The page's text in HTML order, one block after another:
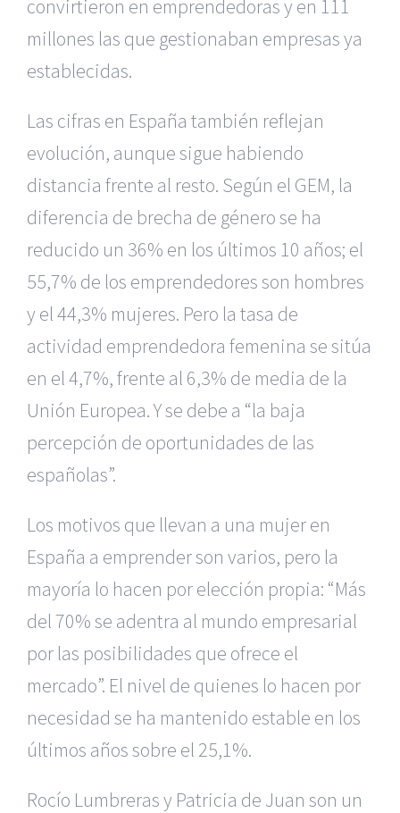
convirtieron en emprendedoras y en 111
millones las que gestionaban empresas ya
establecidas.
Las cifras en España también reflejan
evolución, aunque sigue habiendo
distancia frente al resto. Según el GEM, la
diferencia de brecha de género se ha
reducido un 36% en los últimos 10 años; el
55,7% de los emprendedores son hombres
y el 44,3% mujeres. Pero la tasa de
actividad emprendedora femenina se sitúa
en el 4,7%, frente al 6,3% de media de la
Unión Europea. Y se debe a “la baja
percepción de oportunidades de las
españolas”.
Los motivos que llevan a una mujer en
España a emprender son varios, pero la
mayoría lo hacen por elección propia: “Más
del 70% se adentra al mundo empresarial
por las posibilidades que ofrece el
mercado”. El nivel de quienes lo hacen por
necesidad se ha mantenido estable en los
últimos años sobre el 25,1%.
Rocío Lumbreras y Patricia de Juan son un